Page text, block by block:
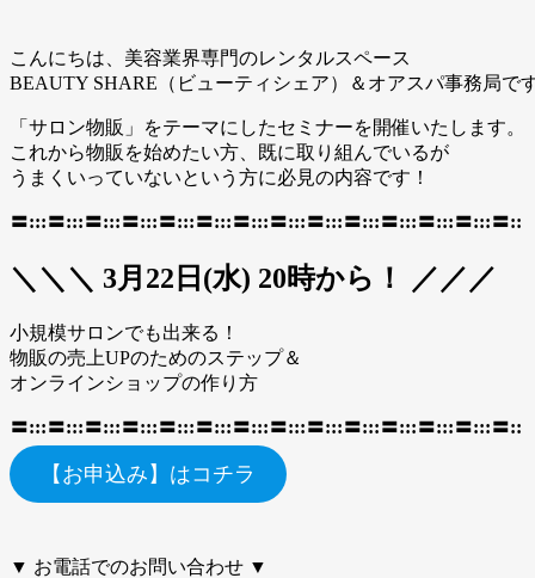
こんにちは、美容業界専門のレンタルスペース
BEAUTY SHARE（ビューティシェア）＆オアスパ事務局で
「サロン物販」をテーマにしたセミナーを開催いたします。
これから物販を始めたい方、既に取り組んでいるが
うまくいっていないという方に必見の内容です！
〓:::〓:::〓:::〓:::〓:::〓:::〓:::〓:::〓:::〓:::〓:::〓:::〓:::〓::
＼＼＼ 3月22日(水) 20時から！ ／／／
小規模サロンでも出来る！
物販の売上UPのためのステップ＆
オンラインショップの作り方
〓:::〓:::〓:::〓:::〓:::〓:::〓:::〓:::〓:::〓:::〓:::〓:::〓:::〓::
【お申込み】はコチラ
▼ お電話でのお問い合わせ ▼